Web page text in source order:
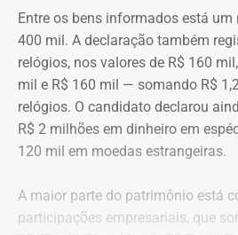
Entre os bens informados está
400 mil. A declaração também
relógios, nos valores de R$ 160
mil e R$ 160 mil — somando R$
relógios. O candidato declarou
R$ 2 milhões em dinheiro em
120 mil em moedas estrangeiras.
A maior parte do patrimônio está
participações empresariais, que